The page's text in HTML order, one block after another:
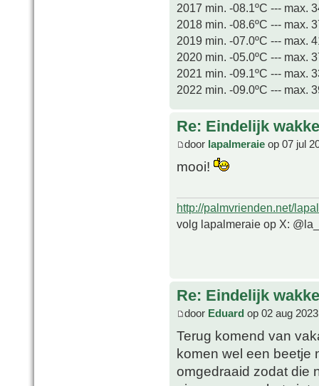
2017 min. -08.1ºC --- max.
2018 min. -08.6ºC --- max.
2019 min. -07.0ºC --- max.
2020 min. -05.0ºC --- max.
2021 min. -09.1ºC --- max.
2022 min. -09.0ºC --- max.
Re: Eindelijk
door lapalmeraie op 07 jul
mooi!
http://palmvrienden.net/
volg lapalmeraie op X:
Re: Eindelijk
door Eduard op 02 aug
Terug komend van
komen wel een beetje
omgedraaid zodat die